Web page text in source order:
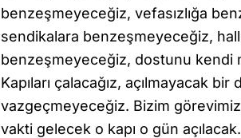
benzeşmeyeceğiz, vefasızlığa
sendikalara benzeşmeyeceğiz,
benzeşmeyeceğiz, dostunu kendi
Kapıları çalacağız, açılmayacak
vazgeçmeyeceğiz. Bizim görevimiz
vakti gelecek o kapı o gün açılacak.